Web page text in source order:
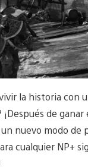
la historia con
de ganar
nuevo modo de
cualquier NP+